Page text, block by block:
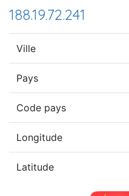
188.19.72.241
Ville
Pays
Code pays
Longitude
Latitude